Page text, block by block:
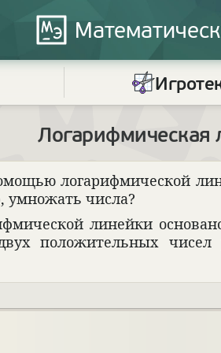
Логарифмическая
лога­рифми­че­ской
умножать числа?
линейки
положи­тель­ных
\lg c